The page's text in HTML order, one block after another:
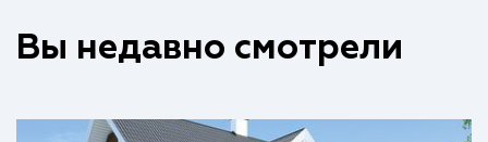
Вы недавно смотрели